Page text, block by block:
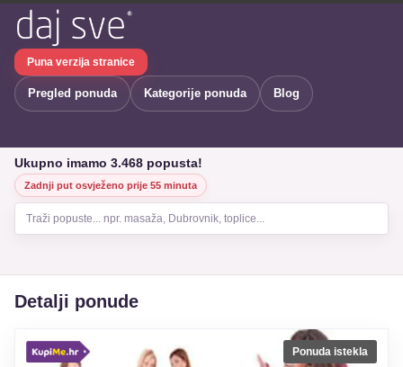
Puna verzija stranice
Pregled ponuda Kategorije ponuda Blog
Ukupno imamo 3.468 popusta!
Zadnji put osvježeno prije 55 minuta
Traži popuste... npr. masaža, Dubrovnik, toplice...
Detalji ponude
Ponuda istekla